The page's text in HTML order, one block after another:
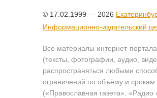
© 17.02.1999 — 2026
Информационно-издательский
Все материалы интернет-
(тексты, фотографии, аудио,
распространяться любыми
ограничений по объёму и срокам
(«Православная газета»,